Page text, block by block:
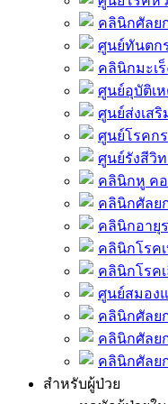
คลินิกศัลย
ศูนย์ทันตก
คลินิกมะเร็
ศูนย์อุบัติเ
ศูนย์ส่งเส
ศูนย์โรคก
ศูนย์รังสีวิ
คลินิกหู ค
คลินิกศัลย
คลินิกอายุ
คลินิกโรค
คลินิกโรค
ศูนย์สมอง
คลินิกศัลย
คลินิกศัลย
คลินิกศัลย
สำหรับผู้ป่วย